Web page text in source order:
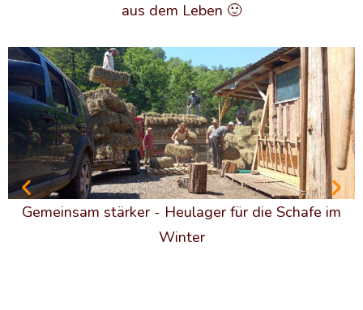
aus dem Leben 🙂
Gemeinsam stärker - Heulager für die Schafe im
Winter